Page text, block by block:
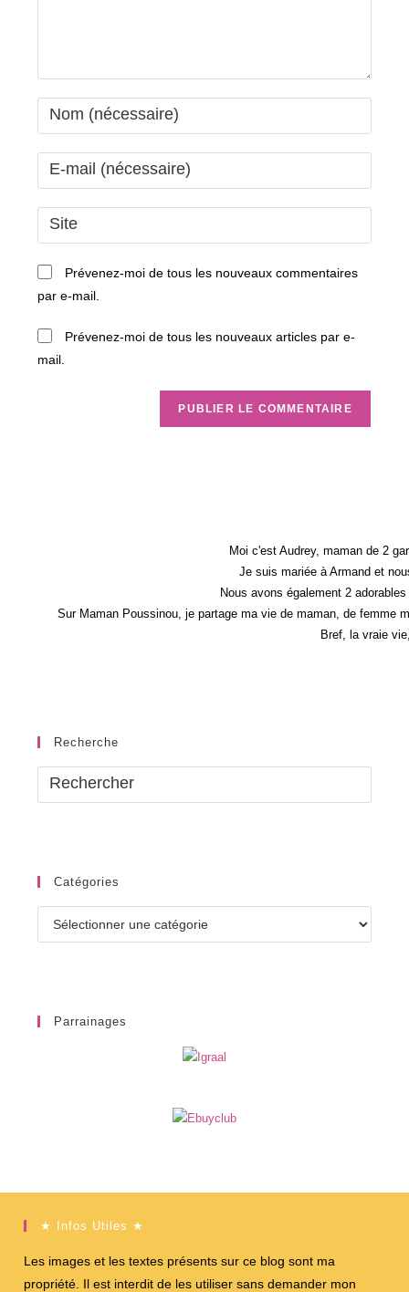
Enter
your
name
comment
Enter
your
email
address
comment
Saisir
l’URL
de
site
(facultatif)
Prévenez-moi de tous les nouveaux commentaires
par e-mail.
Prévenez-moi de tous les nouveaux articles par e-
mail.
Moi c'est Audrey, maman de 2
Je suis mariée à Armand et
Nous avons également 2
Sur Maman Poussinou, je partage ma vie de maman, de femme
Bref, la vraie
Recherche
Catégories
Parrainages
★ Infos Utiles ★
Les images et les textes présents sur ce blog sont ma
propriété. Il est interdit de les utiliser sans demander mon